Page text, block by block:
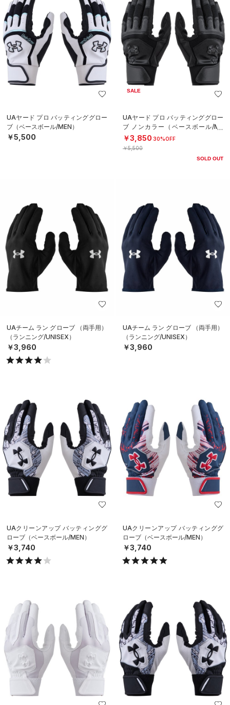
UAヤード プロ バッティンググロー
ブ（ベースボール/MEN）
￥5,500
SALE
UAヤード プロ バッティンググロー
ブ ノンカラー（ベースボール/ME
N）
￥3,850 30%OFF
￥5,500
SOLD OUT
UAチーム ラン グローブ （両手用）
（ランニング/UNISEX）
￥3,960
UAチーム ラン グローブ （両手用）
（ランニング/UNISEX）
￥3,960
UAクリーンアップ バッティンググ
ローブ（ベースボール/MEN）
￥3,740
UAクリーンアップ バッティンググ
ローブ（ベースボール/MEN）
￥3,740